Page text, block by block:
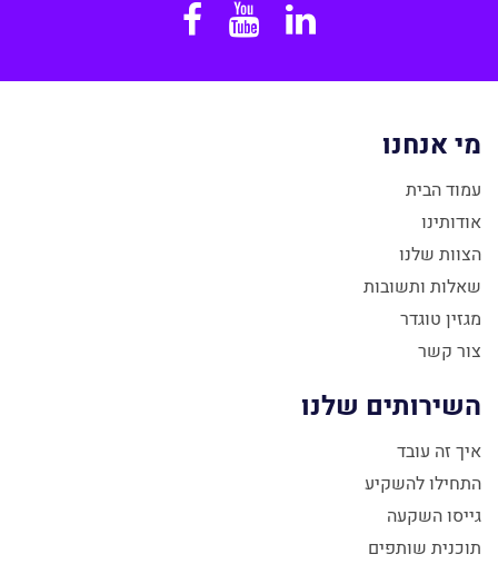
Linkedin
YouTube
מי אנחנו
עמוד הבית
אודותינו
הצוות שלנו
שאלות ותשובות
מגזין טוגדר
צור קשר
השירותים שלנו
איך זה עובד
התחילו להשקיע
גייסו השקעה
תוכנית שותפים